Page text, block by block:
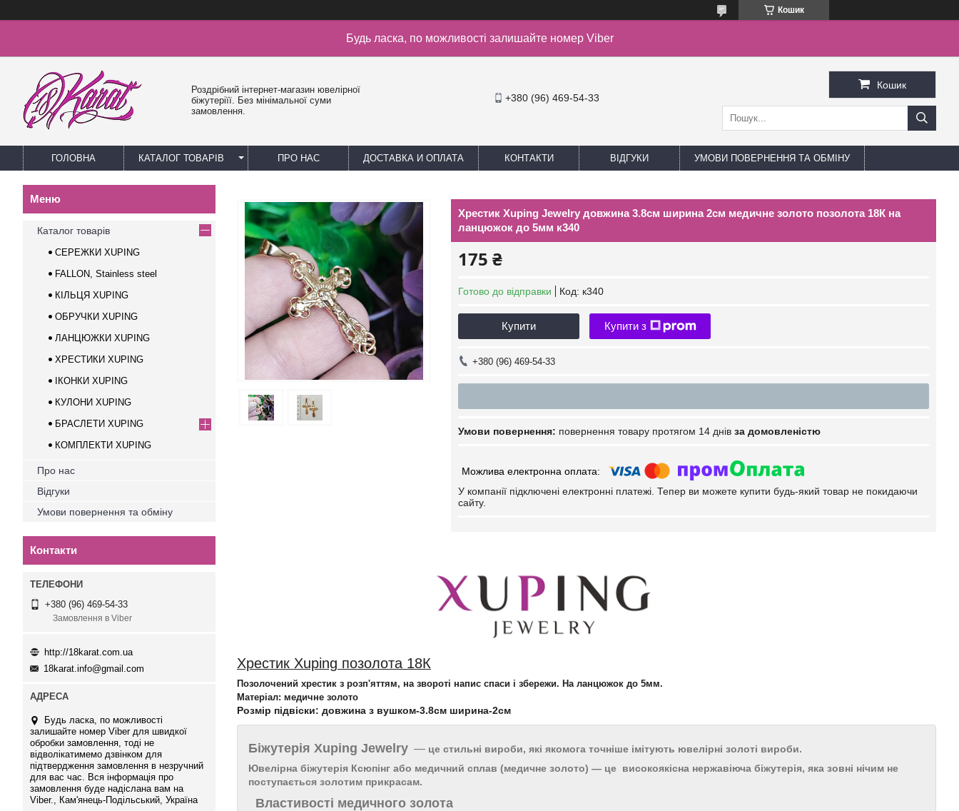
Кошик
Будь ласка, по можливості залишайте номер Viber
Роздрібний інтернет-магазин ювелірної
біжутеріїї. Без мінімальної суми
замовлення.
+380 (96) 469-54-33
Кошик
ГОЛОВНА КАТАЛОГ ТОВАРІВ ПРО НАС ДОСТАВКА И ОПЛАТА КОНТАКТИ ВІДГУКИ УМОВИ ПОВЕРНЕННЯ ТА ОБМІНУ
Хрестик Xuping Jewelry довжина 3.8см ширина 2см медичне золото позолота 18К на
ланцюжок до 5мм к340
175 ₴
Готово до відправки Код: к340
Купити Купити з
+380 (96) 469-54-33
повернення товару протягом 14 днів за домовленістю
У компанії підключені електронні платежі. Тепер ви можете купити будь-який товар не покидаючи
сайту.
Хрестик Xuping позолота 18К
Позолочений хрестик з розп'яттям, на звороті напис спаси і збережи. На ланцюжок до 5мм.
Матеріал: медичне золото
Розмір підвіски: довжина з вушком-3.8см ширина-2см
Біжутерія Xuping Jewelry — це стильні вироби, які якомога точніше імітують ювелірні золоті вироби.
Ювелірна біжутерія Ксюпінг або медичний сплав (медичне золото) — це високоякісна нержавіюча біжутерія, яка зовні нічим не
поступається золотим прикрасам.
Властивості медичного золота
Каталог товарів
СЕРЕЖКИ XUPING
FALLON, Stainless steel
КІЛЬЦЯ XUPING
ОБРУЧКИ XUPING
ЛАНЦЮЖКИ XUPING
ХРЕСТИКИ XUPING
ІКОНКИ XUPING
КУЛОНИ XUPING
БРАСЛЕТИ XUPING
КОМПЛЕКТИ XUPING
Про нас
Відгуки
Умови повернення та обміну
Контакти
+380 (96) 469-54-33
Замовлення в Viber
http://18karat.com.ua
18karat.info@gmail.com
Будь ласка, по можливості
залишайте номер Viber для швидкої
обробки замовлення, тоді не
відволікатимемо дзвінком для
підтвердження замовлення в незручний
для вас час. Вся інформація про
замовлення буде надіслана вам на
Viber., Кам'янець-Подільський, Україна